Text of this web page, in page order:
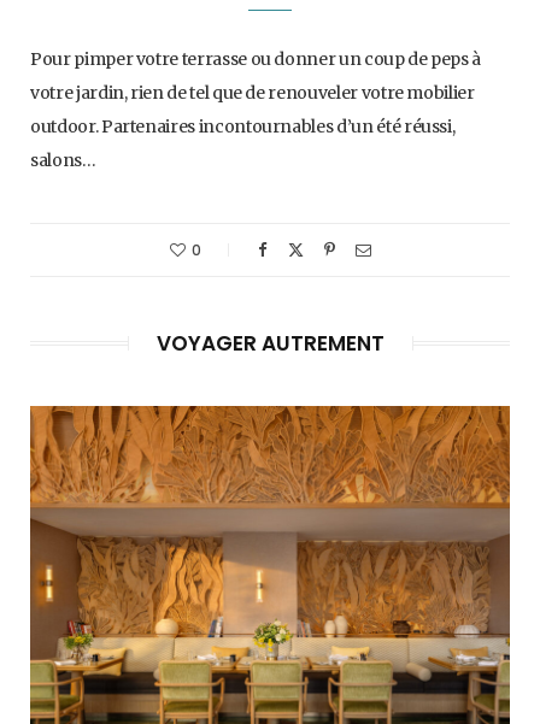
Pour pimper votre terrasse ou donner un coup de peps à
votre jardin, rien de tel que de renouveler votre mobilier
outdoor. Partenaires incontournables d’un été réussi,
salons…
0
VOYAGER AUTREMENT